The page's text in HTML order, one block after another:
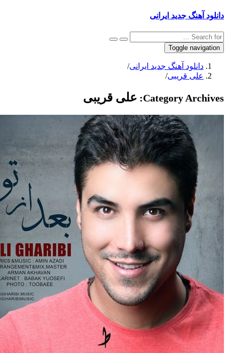
آهنگ جدید ایرانی
Toggle
دانلود آهنگ جدید ایرانی
علی قریبی /
Category علی قریبی